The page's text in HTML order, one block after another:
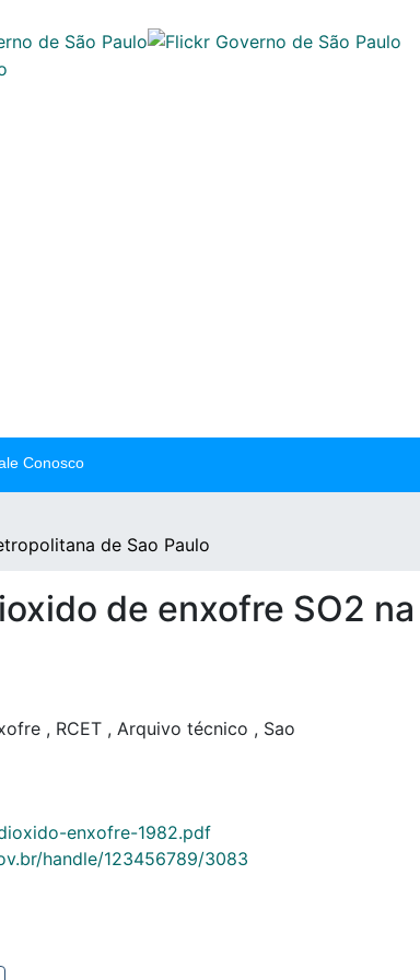
Conosco
de Sao Paulo
de enxofre SO2 na
, RCET , Arquivo técnico , Sao
enxofre-1982.pdf
handle/123456789/3083